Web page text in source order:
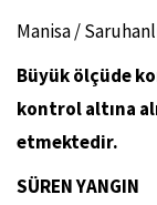
Manisa /
Büyük ölçüde
kontrol altına
etmektedir.
SÜREN YANGIN